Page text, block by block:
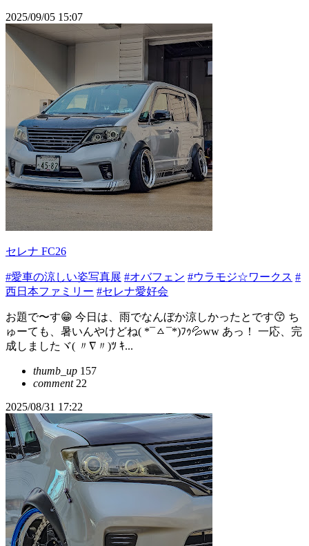
2025/09/05 15:07
セレナ FC26
#愛車の涼しい姿写真展 #オバフェン #ウラモジ☆ワークス #
西日本ファミリー #セレナ愛好会
お題で〜す😁 今日は、雨でなんぼか涼しかったとです😙 ち
ゅーても、暑いんやけどね( *¯ㅿ¯*)ﾌｩ💦ww あっ！ 一応、完
成しましたヾ( 〃∇〃)ﾂ ｷ...
thumb_up 157
comment22
2025/08/31 17:22